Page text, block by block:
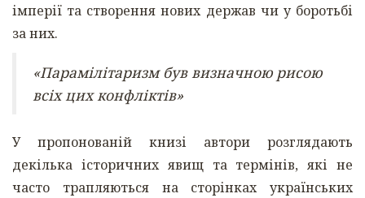
імперії та створення нових держав чи у боротьбі
за них.
«Парамілітаризм був визначною рисою
всіх цих конфліктів»
У пропонованій книзі автори розглядають
декілька історичних явищ та термінів, які не
часто трапляються на сторінках українських